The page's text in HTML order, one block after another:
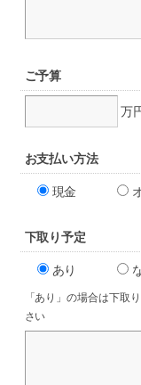
ご予算
万
お支払い方法
現金
下取り予定
あり
「あり」の場合は下取
さい